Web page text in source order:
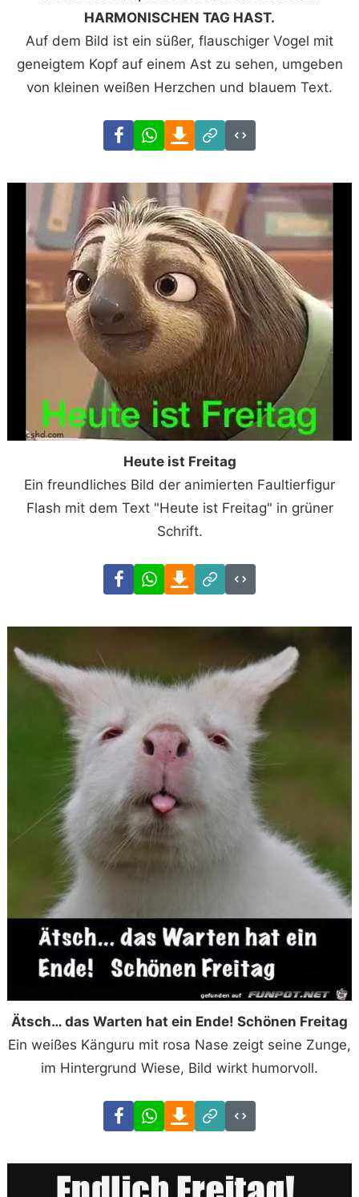
HARMONISCHEN TAG HAST.
Auf dem Bild ist ein süßer, flauschiger Vogel mit
geneigtem Kopf auf einem Ast zu sehen, umgeben
von kleinen weißen Herzchen und blauem Text.
FacebookWhatsAppDownload
Link
Code
Heute ist Freitag
Ein freundliches Bild der animierten Faultierfigur
Flash mit dem Text "Heute ist Freitag" in grüner
Schrift.
FacebookWhatsAppDownload
Link
Code
Ätsch… das Warten hat ein Ende! Schönen Freitag
Ein weißes Känguru mit rosa Nase zeigt seine Zunge,
im Hintergrund Wiese, Bild wirkt humorvoll.
FacebookWhatsAppDownload
Link
Code